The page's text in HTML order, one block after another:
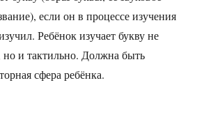
если он в процессе изучения
Ребёнок изучает букву не
но и тактильно. Должна быть
сфера ребёнка.